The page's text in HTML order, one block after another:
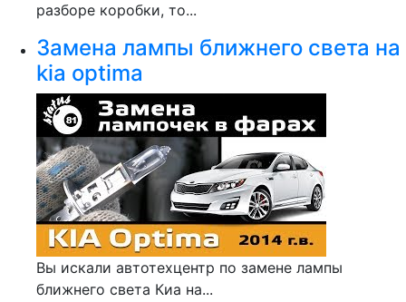
разборе коробки, то...
Замена лампы ближнего света на
kia optima
Вы искали автотехцентр по замене лампы
ближнего света Киа на...